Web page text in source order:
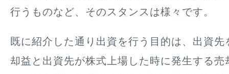
行うものなど、そのスタンスは様々です。
既に紹介した通り出資を行う目的は、出資
却益と出資先が株式上場した時に発生する売